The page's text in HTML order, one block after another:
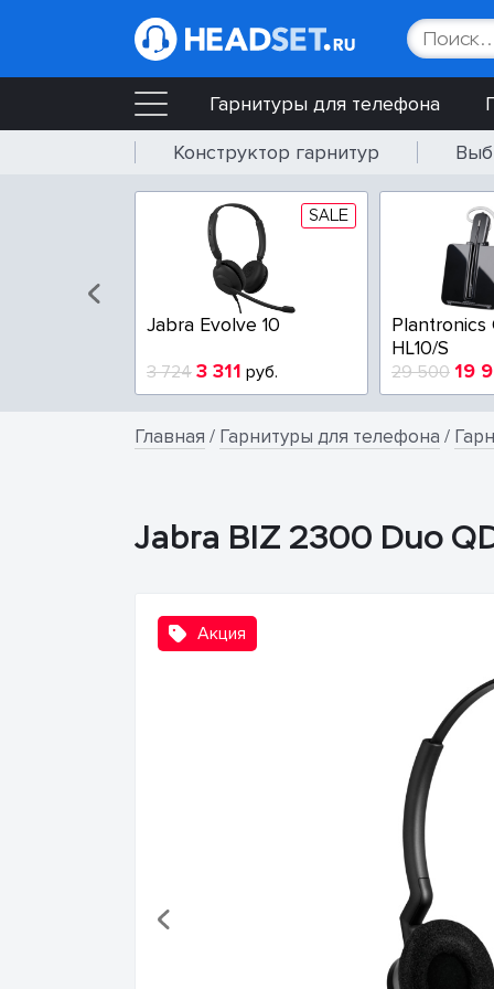
Гарнитуры для телефона
Конструктор гарнитур
Evolve 65e MS Poly Blackwire 3225-A
5 765 4 404 3
Главная / Гарнитуры для телефона /
Jabra BIZ 2300 Duo
Акция